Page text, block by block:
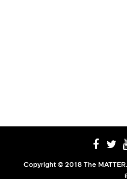
Copyright © 2018 The